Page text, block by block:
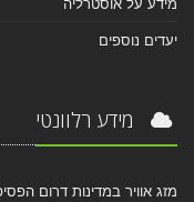
יעדים נוספים
מידע רלוונטי
מזג אוויר במדינות דרום